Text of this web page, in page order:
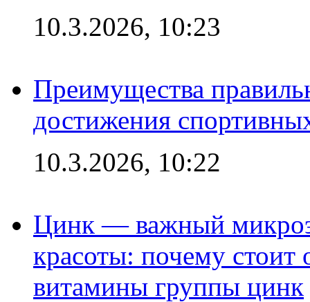
10.3.2026, 10:23
Преимущества
достижения
10.3.2026, 10:22
Цинк — важный
красоты: почему стоит
витамины группы цинк